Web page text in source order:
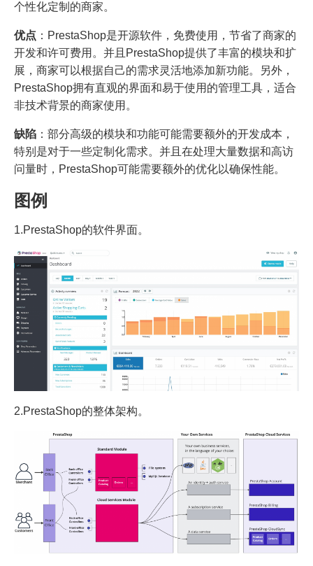
个性化定制的商家。
优点 ：PrestaShop是开源软件，免费使用，节省了商家的
开发和许可费用。并且PrestaShop提供了丰富的模块和扩
展，商家可以根据自己的需求灵活地添加新功能。另外，
PrestaShop拥有直观的界面和易于使用的管理工具，适合
非技术背景的商家使用。
缺陷 ：部分高级的模块和功能可能需要额外的开发成本，
特别是对于一些定制化需求。并且在处理大量数据和高访
问量时，PrestaShop可能需要额外的优化以确保性能。
图例
1.PrestaShop的软件界面。
2.PrestaShop的整体架构。